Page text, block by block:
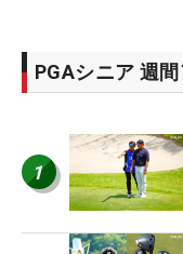
PGAシニア 週
1